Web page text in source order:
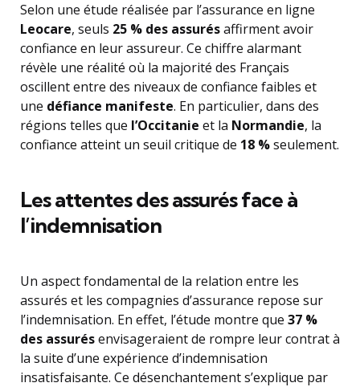
Selon une étude réalisée par l’assurance en ligne
Leocare, seuls 25 % des assurésaffirment avoir
confiance en leur assureur. Ce chiffre alarmant
révèle une réalité où la majorité des Français
oscillent entre des niveaux de confiance faibles et
une défiance manifeste. En particulier, dans des
régions telles que l’Occitanie et la Normandie, la
confiance atteint un seuil critique de 18 %seulement.
Les attentes des assurés face à
l’indemnisation
Un aspect fondamental de la relation entre les
assurés et les compagnies d’assurance repose sur
l’indemnisation. En effet, l’étude montre que 37 %
des assurésenvisageraient de rompre leur contrat à
la suite d’une expérience d’indemnisation
insatisfaisante. Ce désenchantement s’explique par